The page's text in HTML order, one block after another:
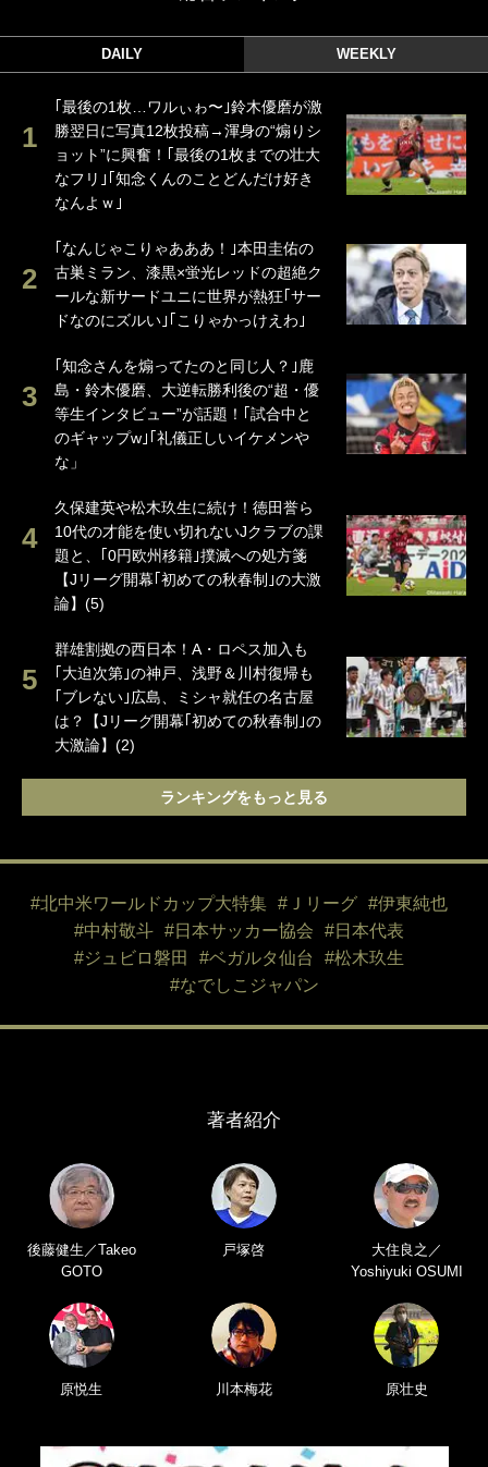
DAILY WEEKLY
｢最後の1枚…ワルぃゎ〜｣鈴木優磨が激
勝翌日に写真12枚投稿→渾身の“煽りシ
ョット”に興奮！｢最後の1枚までの壮大
なフリ｣｢知念くんのことどんだけ好き
なんよｗ｣
｢なんじゃこりゃあああ！｣本田圭佑の
古巣ミラン、漆黒×蛍光レッドの超絶ク
ールな新サードユニに世界が熱狂｢サー
ドなのにズルい｣｢こりゃかっけえわ｣
｢知念さんを煽ってたのと同じ人？｣鹿
島・鈴木優磨、大逆転勝利後の“超・優
等生インタビュー”が話題！｢試合中と
のギャップw｣｢礼儀正しいイケメンや
な」
久保建英や松木玖生に続け！徳田誉ら
10代の才能を使い切れないJクラブの課
題と、｢0円欧州移籍｣撲滅への処方箋
【Jリーグ開幕｢初めての秋春制｣の大激
論】(5)
群雄割拠の西日本！A・ロペス加入も
｢大迫次第｣の神戸、浅野＆川村復帰も
｢ブレない｣広島、ミシャ就任の名古屋
は？【Jリーグ開幕｢初めての秋春制｣の
大激論】(2)
ランキングをもっと見る
#北中米ワールドカップ大特集 #Ｊリーグ
#伊東純也
#中村敬斗
#日本サッカー協会
#日本代表
#ジュビロ磐田
#ベガルタ仙台
#松木玖生
#なでしこジャパン
著者紹介
後藤健生／Takeo
GOTO
戸塚啓
大住良之／
Yoshiyuki OSUMI
原悦生 川本梅花 原壮史